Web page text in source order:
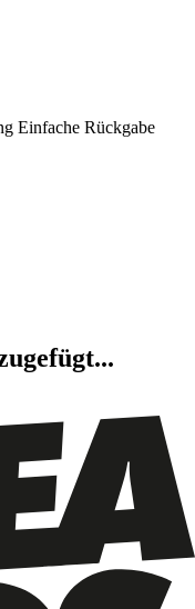
Einfache Rückgabe